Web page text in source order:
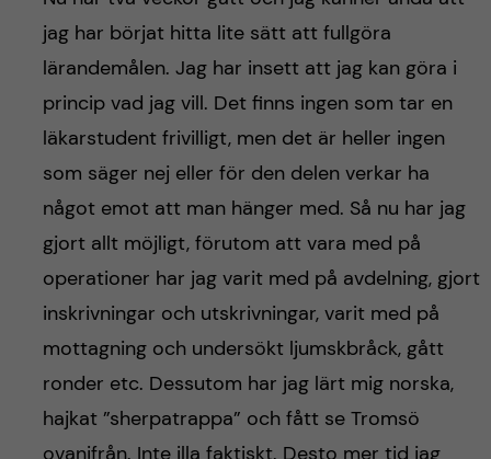
jag har börjat hitta lite sätt att fullgöra
lärandemålen. Jag har insett att jag kan göra i
princip vad jag vill. Det finns ingen som tar en
läkarstudent frivilligt, men det är heller ingen
som säger nej eller för den delen verkar ha
något emot att man hänger med. Så nu har jag
gjort allt möjligt, förutom att vara med på
operationer har jag varit med på avdelning, gjort
inskrivningar och utskrivningar, varit med på
mottagning och undersökt ljumskbråck, gått
ronder etc. Dessutom har jag lärt mig norska,
hajkat ”sherpatrappa” och fått se Tromsö
ovanifrån. Inte illa faktiskt. Desto mer tid jag